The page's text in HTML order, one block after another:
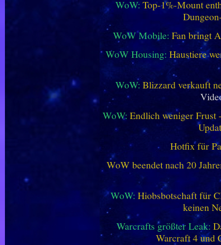
WoW: Top-1%-Mount
WoW Mobile: Fan bringt
WoW Housing: Haustiere
WoW: Blizzard verkauft
WoW: Endlich weniger
Hotfix für
WoW beendet nach 20
WoW: Hiobsbotschaft für
keinen
Warcrafts größter Leak:
Warcraft 4 und